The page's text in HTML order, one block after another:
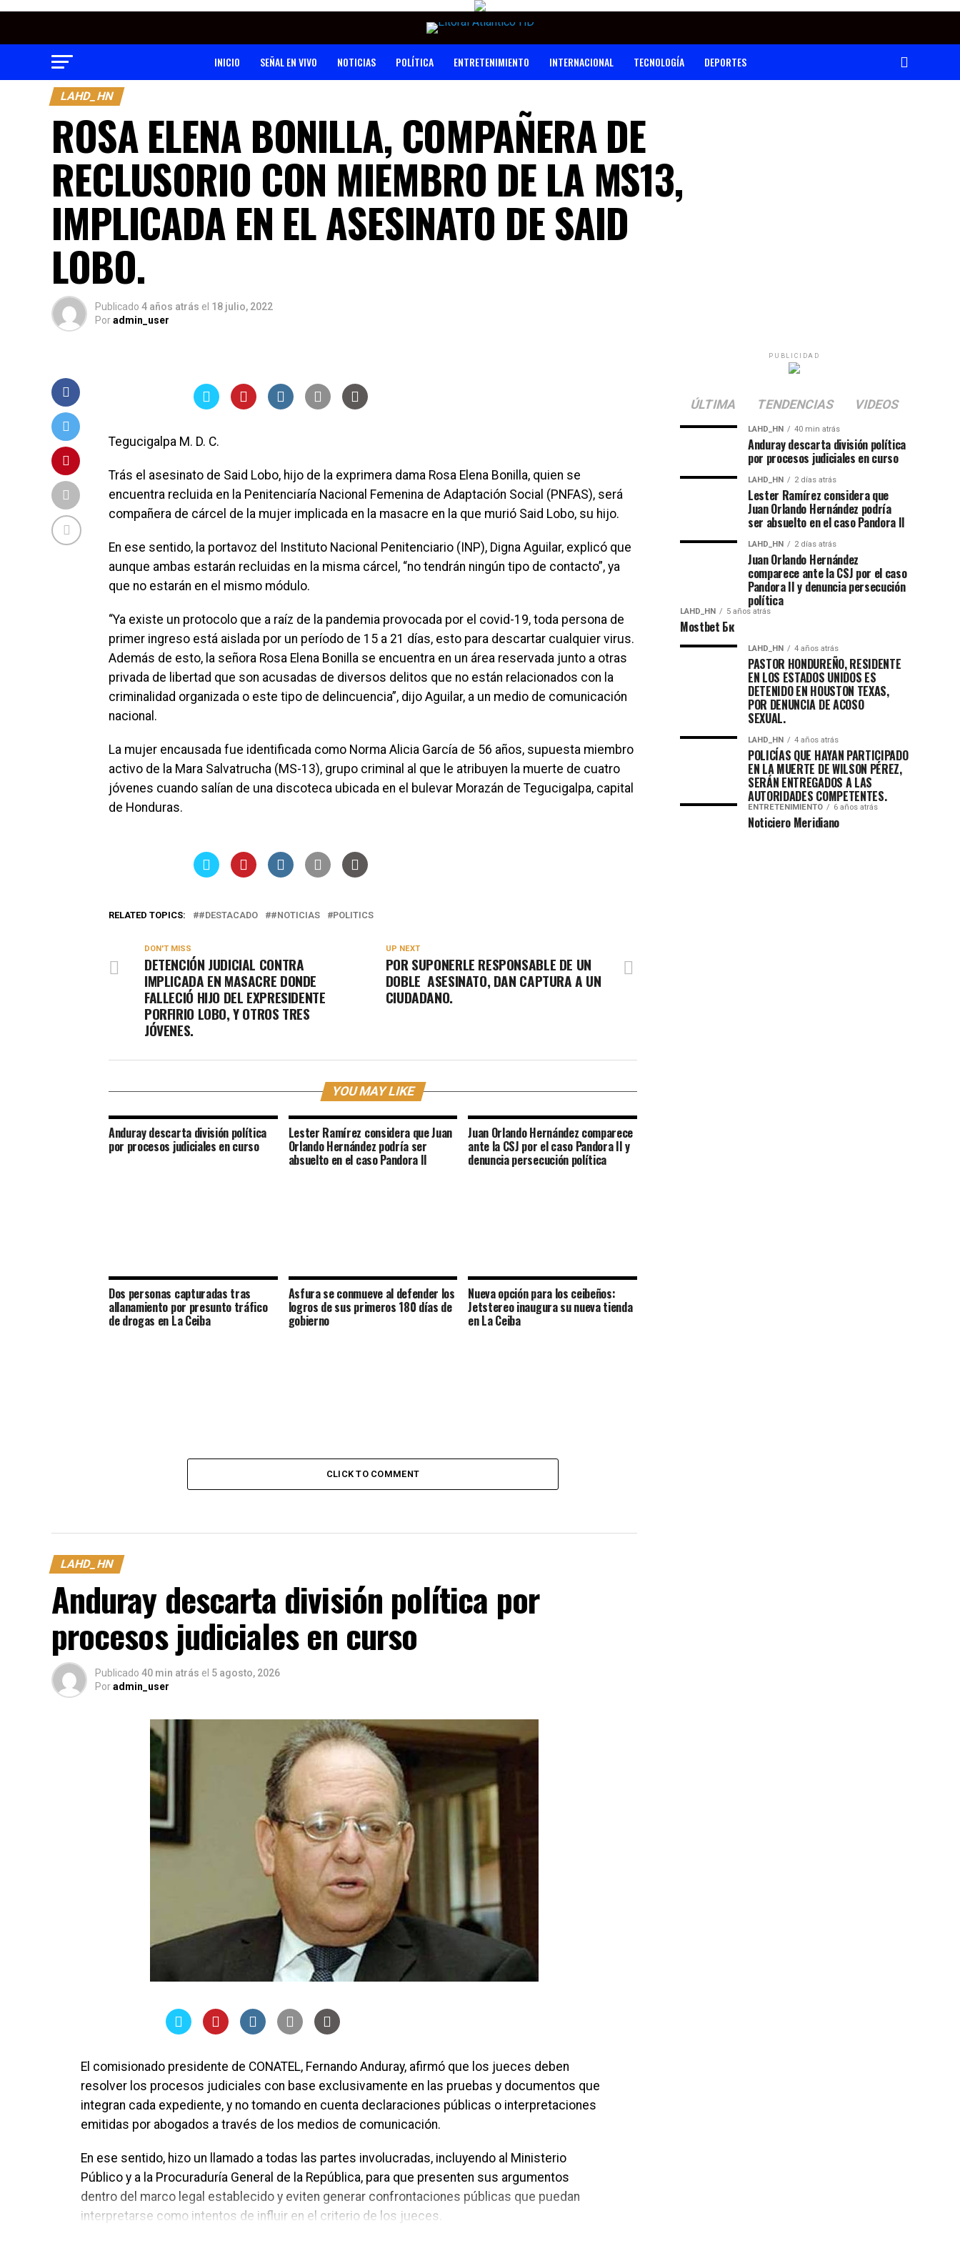
INICIO SEÑAL EN VIVO NOTICIAS POLÍTICA ENTRETENIMIENTO INTERNACIONAL TECNOLOGÍA DEPORTES
LAHD_HN
ROSA ELENA BONILLA, COMPAÑERA DE
RECLUSORIO CON MIEMBRO DE LA MS13,
IMPLICADA EN EL ASESINATO DE SAID
LOBO.
Publicado 4 años atrás el 18 julio, 2022
Poradmin_user
Tegucigalpa M. D. C.
Trás el asesinato de Said Lobo, hijo de la exprimera dama Rosa Elena Bonilla, quien se
encuentra recluida en la Penitenciaría Nacional Femenina de Adaptación Social (PNFAS), será
compañera de cárcel de la mujer implicada en la masacre en la que murió Said Lobo, su hijo.
En ese sentido, la portavoz del Instituto Nacional Penitenciario (INP), Digna Aguilar, explicó que
aunque ambas estarán recluidas en la misma cárcel, “no tendrán ningún tipo de contacto”, ya
que no estarán en el mismo módulo.
“Ya existe un protocolo que a raíz de la pandemia provocada por el covid-19, toda persona de
primer ingreso está aislada por un período de 15 a 21 días, esto para descartar cualquier virus.
Además de esto, la señora Rosa Elena Bonilla se encuentra en un área reservada junto a otras
privada de libertad que son acusadas de diversos delitos que no están relacionados con la
criminalidad organizada o este tipo de delincuencia”, dijo Aguilar, a un medio de comunicación
nacional.
La mujer encausada fue identificada como Norma Alicia García de 56 años, supuesta miembro
activo de la Mara Salvatrucha (MS-13), grupo criminal al que le atribuyen la muerte de cuatro
jóvenes cuando salían de una discoteca ubicada en el bulevar Morazán de Tegucigalpa, capital
de Honduras.
RELATED TOPICS: #DESTACADO #NOTICIAS POLITICS
UP NEXT
POR SUPONERLE RESPONSABLE DE UN
DOBLE ASESINATO, DAN CAPTURA A UN
CIUDADANO.
DON'T MISS
DETENCIÓN JUDICIAL CONTRA
IMPLICADA EN MASACRE DONDE
FALLECIÓ HIJO DEL EXPRESIDENTE
PORFIRIO LOBO, Y OTROS TRES
JÓVENES.
YOU MAY LIKE
Anduray descarta división política
por procesos judiciales en curso
Lester Ramírez considera que Juan
Orlando Hernández podría ser
absuelto en el caso Pandora II
Juan Orlando Hernández comparece
ante la CSJ por el caso Pandora II y
denuncia persecución política
Dos personas capturadas tras
allanamiento por presunto tráfico
de drogas en La Ceiba
Asfura se conmueve al defender los
logros de sus primeros 180 días de
gobierno
Nueva opción para los ceibeños:
Jetstereo inaugura su nueva tienda
en La Ceiba
CLICK TO COMMENT
LAHD_HN
Anduray descarta división política por
procesos judiciales en curso
Publicado 40 min atrás el 5 agosto, 2026
Poradmin_user
El comisionado presidente de CONATEL, Fernando Anduray, afirmó que los jueces deben
resolver los procesos judiciales con base exclusivamente en las pruebas y documentos que
integran cada expediente, y no tomando en cuenta declaraciones públicas o interpretaciones
emitidas por abogados a través de los medios de comunicación.
En ese sentido, hizo un llamado a todas las partes involucradas, incluyendo al Ministerio
Público y a la Procuraduría General de la República, para que presenten sus argumentos
dentro del marco legal establecido y eviten generar confrontaciones públicas que puedan
interpretarse como intentos de influir en el criterio de los jueces.
PUBLICIDAD
ÚLTIMA TENDENCIAS VIDEOS
LAHD_HN 40 min atrás
Anduray descarta división política
por procesos judiciales en curso
LAHD_HN 2 días atrás
Lester Ramírez considera que
Juan Orlando Hernández podría
ser absuelto en el caso Pandora II
LAHD_HN 2 días atrás
Juan Orlando Hernández
comparece ante la CSJ por el caso
Pandora II y denuncia persecución
política
LAHD_HN 5 años atrás
Mostbet Бк
LAHD_HN 4 años atrás
PASTOR HONDUREÑO, RESIDENTE
EN LOS ESTADOS UNIDOS ES
DETENIDO EN HOUSTON TEXAS,
POR DENUNCIA DE ACOSO
SEXUAL.
LAHD_HN 4 años atrás
POLICÍAS QUE HAYAN PARTICIPADO
EN LA MUERTE DE WILSON PÉREZ,
SERÁN ENTREGADOS A LAS
AUTORIDADES COMPETENTES.
ENTRETENIMIENTO 6 años atrás
Noticiero Meridiano